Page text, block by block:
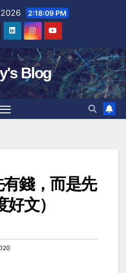
2:18:10 PM
Blog
錢，而是先
文）